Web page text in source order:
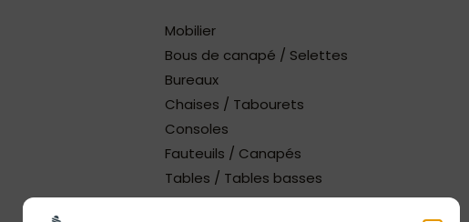
Mobilier
Bous de canapé / Selettes
Bureaux
Chaises / Tabourets
Consoles
Fauteuils / Canapés
Tables / Tables basses